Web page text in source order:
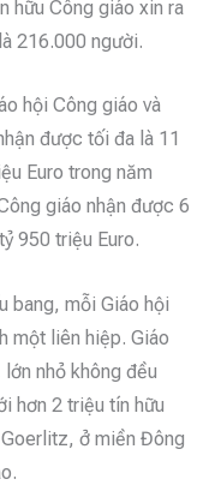
hữu Công giáo xin ra
216.000 người.
hội Công giáo và
được tối đa là 11
Euro trong năm
giáo nhận được 6
950 triệu Euro.
bang, mỗi Giáo hội
một liên hiệp. Giáo
nhỏ không đều
hơn 2 triệu tín hữu
ở miền Đông